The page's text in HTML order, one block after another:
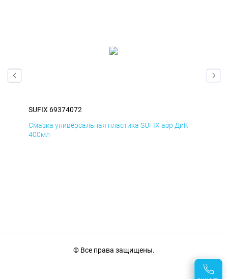
SUFIX 69374072
Смазка универсальная пластика SUFIX аэр ДиК
400мл
© Все права защищены.